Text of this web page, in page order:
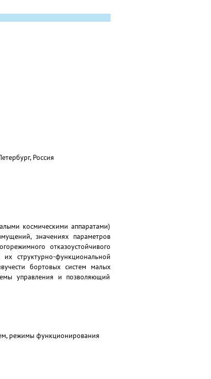
Россия
космическими аппаратами)
значениях параметров
отказоустойчивого
структурно-функциональной
бортовых систем малых
управления и позволяющий
режимы функционирования